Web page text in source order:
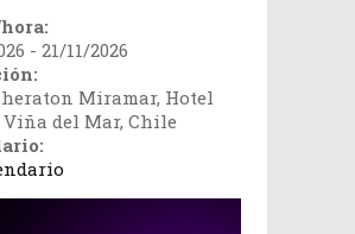
- 21/11/2026
Miramar, Hotel
Viña del Mar, Chile